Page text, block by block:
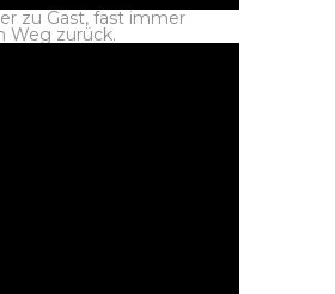
zu Gast, fast immer
Weg zurück.